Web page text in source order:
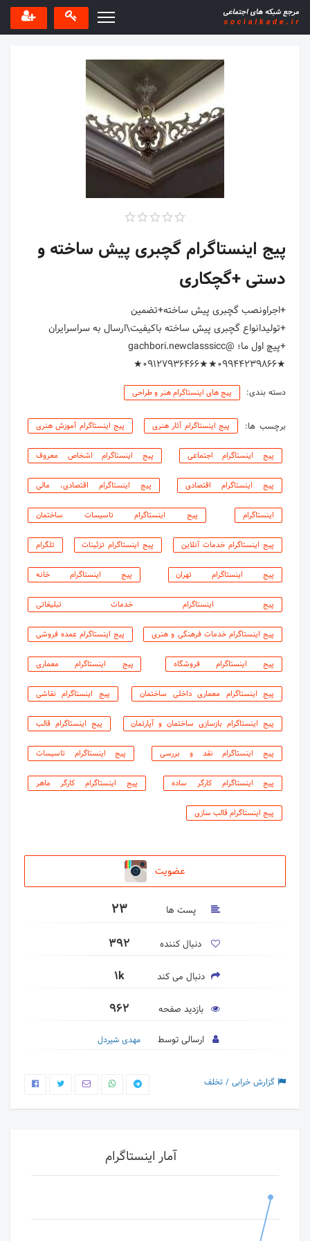
پیج اینستاگرام گچبری پیش ساخته و
دستی +گچکاری
★09944239866★★09127936466★
دسته بندی: پیج های اینستاگرام هنر و طراحی
برچسب ها: پیج اینستاگرام آثار هنری پیج اینستاگرام آموزش هنری
پیج اینستاگرام اجتماعی پیج اینستاگرام اشخاص معروف
پیج اینستاگرام اقتصادی پیج اینستاگرام اقتصادی، مالی
اینستاگرام پیج اینستاگرام تاسیسات ساختمان
پیج اینستاگرام خدمات آنلاین پیج اینستاگرام تزئینات تلگرام
پیج اینستاگرام تهران پیج اینستاگرام خانه
پیج اینستاگرام خدمات تبلیغاتی
پیج اینستاگرام خدمات فرهنگی و هنری پیج اینستاگرام عمده فروشی
پیج اینستاگرام فروشگاه پیج اینستاگرام معماری
پیج اینستاگرام معماری داخلی ساختمان پیج اینستاگرام نقاشی
پیج اینستاگرام بازسازی ساختمان و آپارتمان پیج اینستاگرام قالب
پیج اینستاگرام نقد و بررسی پیج اینستاگرام تاسیسات
پیج اینستاگرام کارگر ساده پیج اینستاگرام کارگر ماهر
پیج اینستاگرام قالب سازی
عضویت
پست ها 23
دنبال کننده 392
دنبال می کند 1k
بازدید صفحه 962
ارسالی توسط مهدی شیردل
گزارش خرابی / تخلف
آمار اینستاگرام